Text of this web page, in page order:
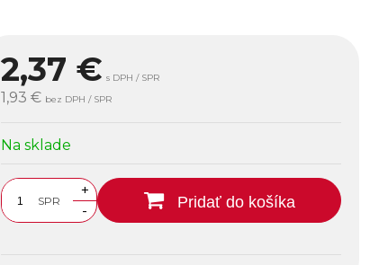
2,37 € s DPH / SPR
1,93 € bez DPH / SPR
Na sklade
SPR
+
-
Pridať do košíka